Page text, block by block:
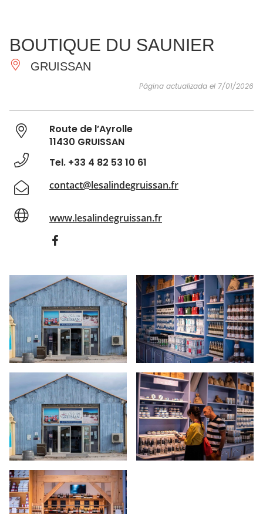
IMPRESCINDIBLES
HACER
INSPIRACIONES
BOUTIQUE DU SAUNIER
GRUISSAN
Página actualizada el 7/01/2026
Route de l’Ayrolle
11430 GRUISSAN
Tel. +33 4 82 53 10 61
contact@lesalindegruissan.fr
www.lesalindegruissan.fr